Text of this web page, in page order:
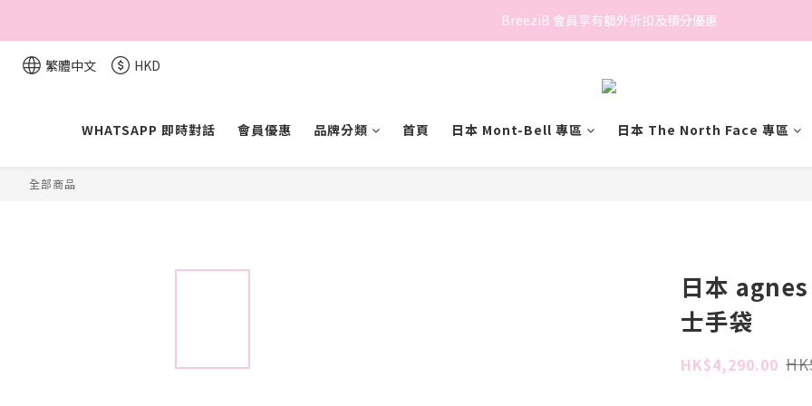
香港地區滿$500免費送貨 (離島區及偏遠地區除外)
BreeziB 會員享有額外折扣及積分優惠
繁體中文 HKD
WHATSAPP 即時對話 會員優惠 品牌分類 首頁 日本 Mont-Bell 專區 日本 The North Face 專區
全部商品
日本
士手袋
HK$4,290.00